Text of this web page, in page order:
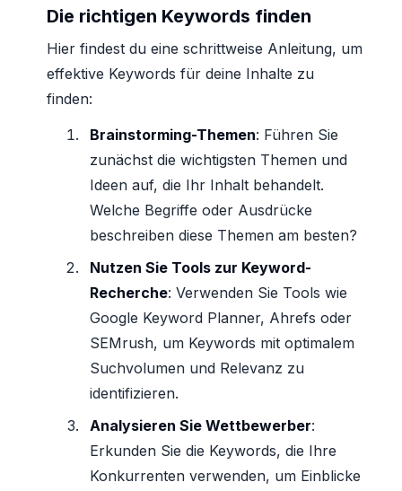
Die richtigen Keywords finden
Hier findest du eine schrittweise Anleitung, um
effektive Keywords für deine Inhalte zu
finden:
Brainstorming-Themen: Führen Sie
zunächst die wichtigsten Themen und
Ideen auf, die Ihr Inhalt behandelt.
Welche Begriffe oder Ausdrücke
beschreiben diese Themen am besten?
Nutzen Sie Tools zur Keyword-
Recherche: Verwenden Sie Tools wie
Google Keyword Planner, Ahrefs oder
SEMrush, um Keywords mit optimalem
Suchvolumen und Relevanz zu
identifizieren.
Analysieren Sie Wettbewerber:
Erkunden Sie die Keywords, die Ihre
Konkurrenten verwenden, um Einblicke